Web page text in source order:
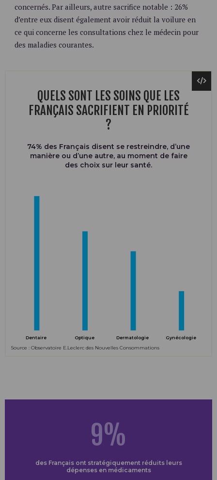
concernés. Par ailleurs, autre sacrifice notable : 26%
d’entre eux disent également avoir réduit la voilure en
ce qui concerne les consultations chez le médecin pour
des maladies courantes.
QUELS SONT LES SOINS QUE LES
FRANÇAIS SACRIFIENT EN PRIORITÉ
?
74% des Français disent se restreindre, d’une
manière ou d’une autre, au moment de faire
des choix sur leur santé.
Dentaire Optique Dermatologie Gynécologie
Source : Observatoire E.Leclerc des Nouvelles Consommations
9%
des Français ont stratégiquement réduits leurs
dépenses en médicaments